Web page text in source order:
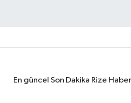
En güncel Son Dakika Rize